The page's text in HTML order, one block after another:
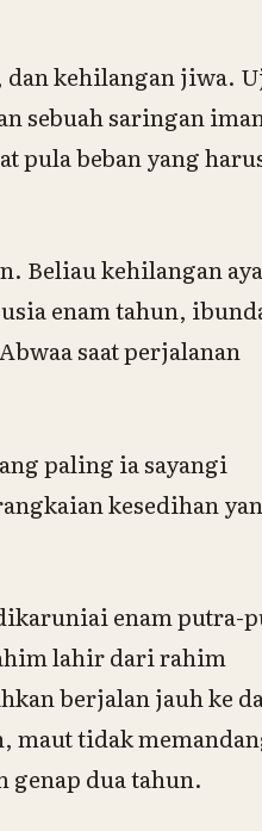
pula beban yang
enam tahun,
saat perjalanan
paling ia sayangi
kesedihan
enam putra-
lahir dari rahim
berjalan jauh ke
maut tidak
genap dua tahun.